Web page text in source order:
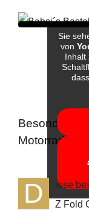
Inhalt
Besondere
Motorradkarte
Sie
von
Inhalt
D
iese
Z Fold